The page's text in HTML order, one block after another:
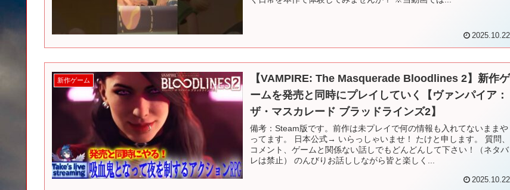
2025.10.22
新作ゲーム
【VAMPIRE: The Masquerade Bloodlines 2】新作ゲ
ームを発売と同時にプレイしていく【ヴァンパイア：
ザ・マスカレード ブラッドラインズ2】
備考：Steam版です。前作は未プレイで何の情報も入れてないままや
ってます。 日本公式→ いらっしゃいませ！ たけと申します。 質問、
コメント、ゲームと関係ない話しでもどんどんして下さい！（ネタバ
レは禁止） のんびりお話ししながら皆と楽しく...
2025.10.22